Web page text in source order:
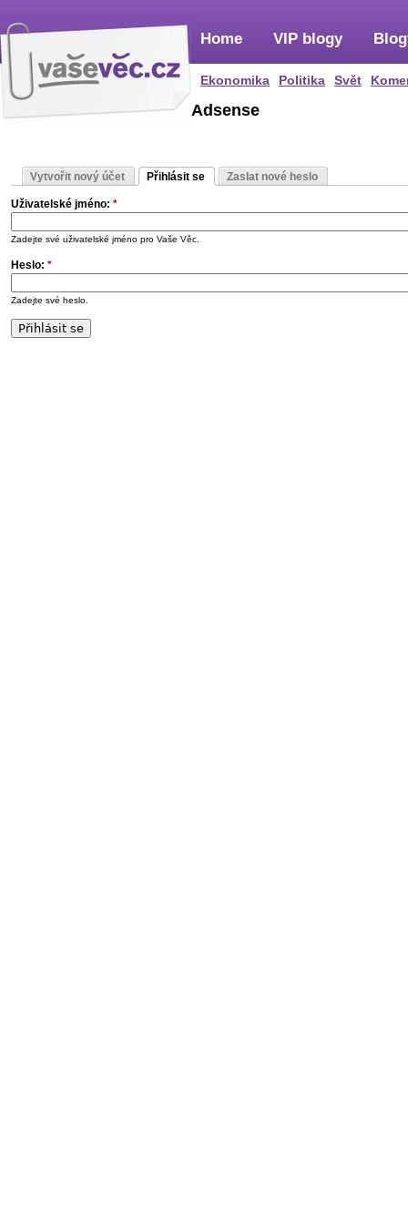
Home
Ekonomika Politika Svět
VIP blogy
Adsense
Vytvořit nový účet Přihlásit se Zaslat nové heslo
Uživatelské jméno: *
Zadejte své uživatelské jméno pro Vaše Věc.
Heslo: *
Zadejte své heslo.